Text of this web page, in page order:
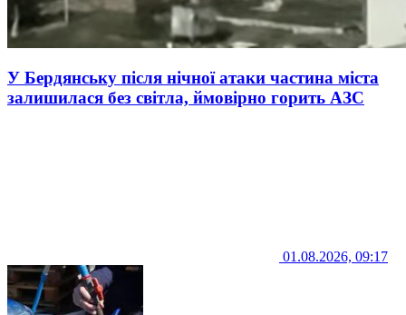
У Бердянську після нічної атаки частина міста
залишилася без світла, ймовірно горить АЗС
01.08.2026, 09:17